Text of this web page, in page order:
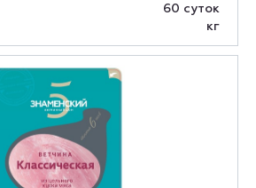
60 суток
кг